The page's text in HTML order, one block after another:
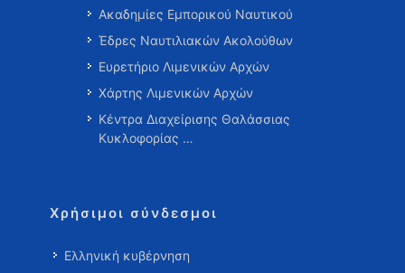
Ακαδημίες Εμπορικού Ναυτικού
Έδρες Ναυτιλιακών Ακολούθων
Ευρετήριο Λιμενικών Αρχών
Χάρτης Λιμενικών Αρχών
Κέντρα Διαχείρισης Θαλάσσιας
Κυκλοφορίας …
Χρήσιμοι σύνδεσμοι
Ελληνική κυβέρνηση